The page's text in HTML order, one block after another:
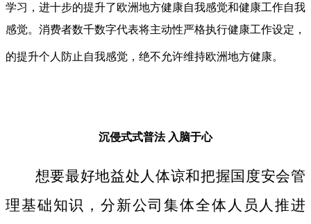
学习，进十步的提升了欧洲地方健康自我感觉和健康工作自我
感觉。消费者数千数字代表将主动性严格执行健康工作设定，
的提升个人防止自我感觉，绝不允许维持欧洲地方健康。
沉侵式式普法 入脑于心
想要最好地益处人体谅和把握国度安会管
理基础知识，分新公司集体全体人员人推进